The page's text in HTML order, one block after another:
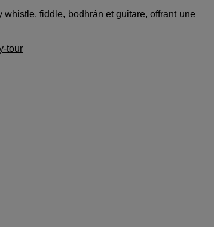
fiddle, bodhrán et guitare, offrant une
tour